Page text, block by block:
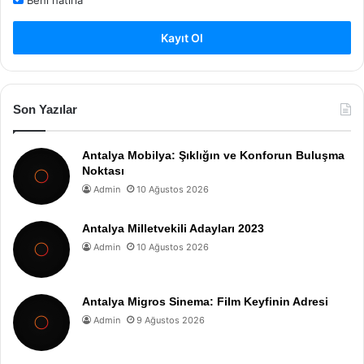
Kayıt Ol
Son Yazılar
Antalya Mobilya: Şıklığın ve Konforun Buluşma
Noktası
Admin 10 Ağustos 2026
Antalya Milletvekili Adayları 2023
Admin 10 Ağustos 2026
Antalya Migros Sinema: Film Keyfinin Adresi
Admin 9 Ağustos 2026